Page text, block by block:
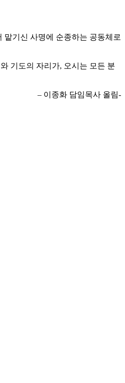
맡기신 사명에 순종하는 공동체로
기도의 자리가, 오시는 모든 분
– 이종화 담임목사 올림-